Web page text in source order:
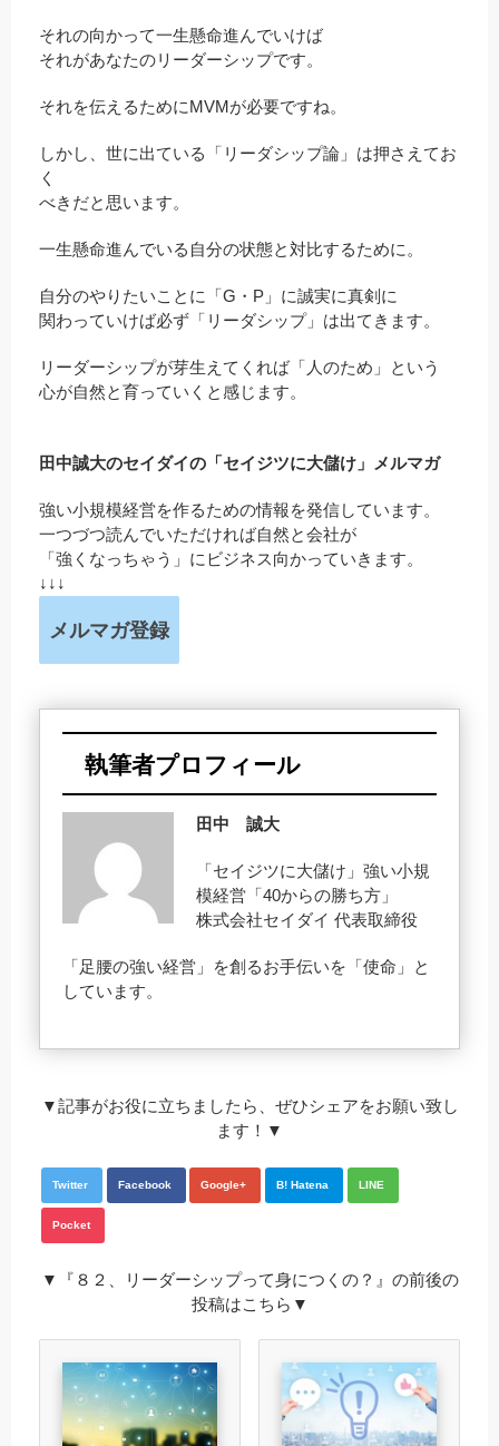
それの向かって一生懸命進んでいけば
それがあなたのリーダーシップです。
それを伝えるためにMVMが必要ですね。
しかし、世に出ている「リーダシップ論」は押さえてお
く
べきだと思います。
一生懸命進んでいる自分の状態と対比するために。
自分のやりたいことに「G・P」に誠実に真剣に
関わっていけば必ず「リーダシップ」は出てきます。
リーダーシップが芽生えてくれば「人のため」という
心が自然と育っていくと感じます。
田中誠大のセイダイの「セイジツに大儲け」メルマガ
強い小規模経営を作るための情報を発信しています。
一つづつ読んでいただければ自然と会社が
「強くなっちゃう」にビジネス向かっていきます。
↓↓↓
メルマガ登録
執筆者プロフィール
田中 誠大
「セイジツに大儲け」強い小規
模経営「40からの勝ち方」
株式会社セイダイ 代表取締役
「足腰の強い経営」を創るお手伝いを「使命」と
しています。
▼記事がお役に立ちましたら、ぜひシェアをお願い致し
ます！▼
Twitter Facebook Google+ B! Hatena LINE
Pocket
▼『８２、リーダーシップって身につくの？』の前後の
投稿はこちら▼